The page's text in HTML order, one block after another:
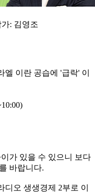
: 김영조
이란 공습에 '급락' 이
가 있을 수 있으니 보다
바랍니다.
오 생생경제 2부로 이